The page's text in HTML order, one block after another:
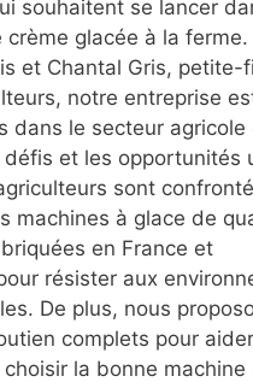
souhaitent se lancer
glacée à la ferme.
et Chantal Gris, petite-
notre entreprise
dans le secteur agricole
et les opportunités
sont
machines à glace de
en France et
résister aux
De plus, nous
complets pour
la bonne machine